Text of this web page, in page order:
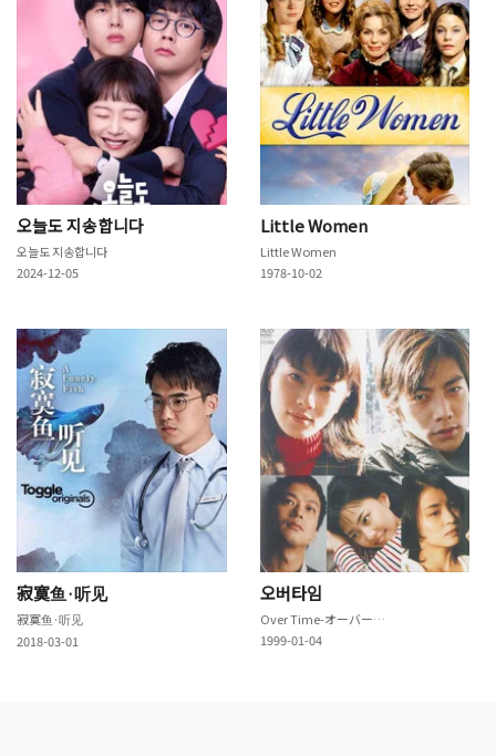
오늘도 지송합니다
오늘도 지송합니다
2024-12-05
Little Women
Little Women
1978-10-02
寂寞鱼·听见
寂寞鱼·听见
2018-03-01
오버타임
Over Time-オーバー・タイム
1999-01-04